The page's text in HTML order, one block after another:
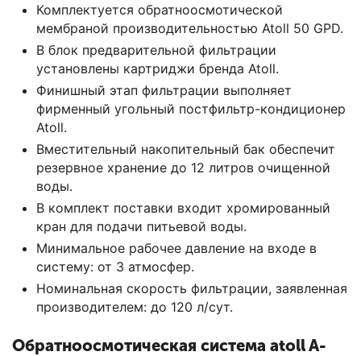
Комплектуется обратноосмотической
мембраной производительностью Atoll 50 GPD.
В блок предварительной фильтрации
установлены картриджи бренда Atoll.
Финишный этап фильтрации выполняет
фирменный угольный постфильтр-кондиционер
Atoll.
Вместительный накопительный бак обеспечит
резервное хранение до 12 литров очищенной
воды.
В комплект поставки входит хромированный
кран для подачи питьевой воды.
Минимальное рабочее давление на входе в
систему: от 3 атмосфер.
Номинальная скорость фильтрации, заявленная
производителем: до 120 л/сут.
Обратноосмотическая система atoll A-